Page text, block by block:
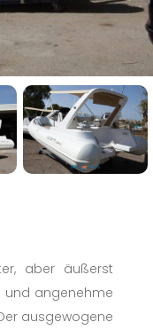
aber äußerst
und angenehme
ausgewogene